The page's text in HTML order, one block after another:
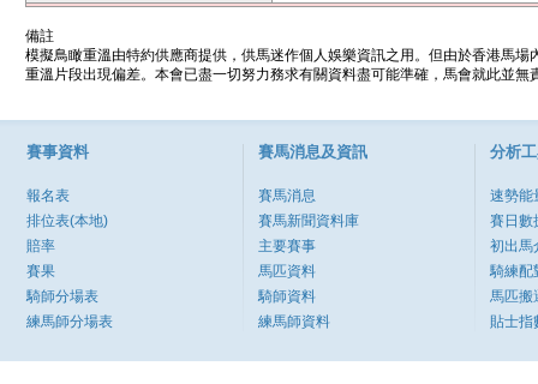
備註
模擬鳥瞰重溫由特約供應商提供，供馬迷作個人娛樂資訊之用。但由於香港馬
重溫片段出現偏差。本會已盡一切努力務求有關資料盡可能準確，馬會就此並
賽事資料
報名表
排位表(本地)
賠率
賽果
騎師分場表
練馬師分場表
賽馬消息及資訊
賽馬消息
賽馬新聞資料庫
主要賽事
馬匹資料
騎師資料
練馬師資料
分析
速勢能
賽日數
初出馬
騎練配
馬匹搬
貼士指